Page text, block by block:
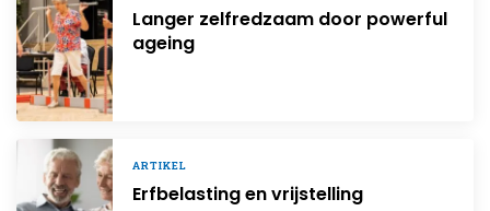
Langer zelfredzaam door powerful
ageing
ARTIKEL
Erfbelasting en vrijstelling